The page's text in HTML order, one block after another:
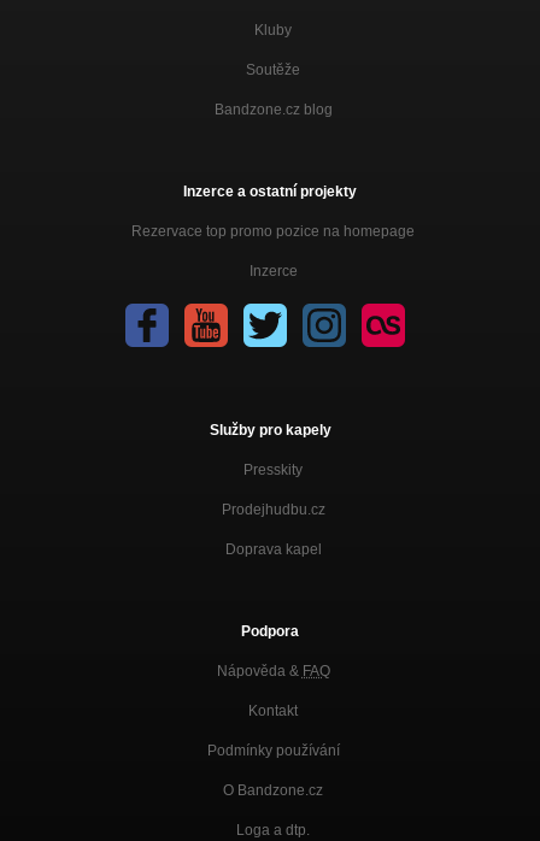
Kluby
Soutěže
Bandzone.cz blog
Inzerce a ostatní projekty
Rezervace top promo pozice na homepage
Inzerce
Služby pro kapely
Presskity
Prodejhudbu.cz
Doprava kapel
Podpora
Nápověda & FAQ
Kontakt
Podmínky používání
O Bandzone.cz
Loga a dtp.